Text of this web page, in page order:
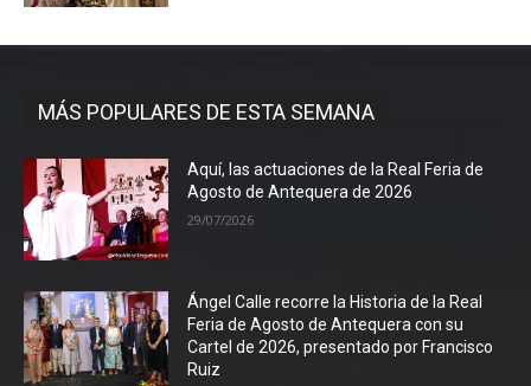
MÁS POPULARES DE ESTA SEMANA
Aquí, las actuaciones de la Real Feria de
Agosto de Antequera de 2026
29/07/2026
Ángel Calle recorre la Historia de la Real
Feria de Agosto de Antequera con su
Cartel de 2026, presentado por Francisco
Ruiz